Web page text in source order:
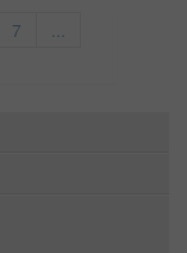
7
...